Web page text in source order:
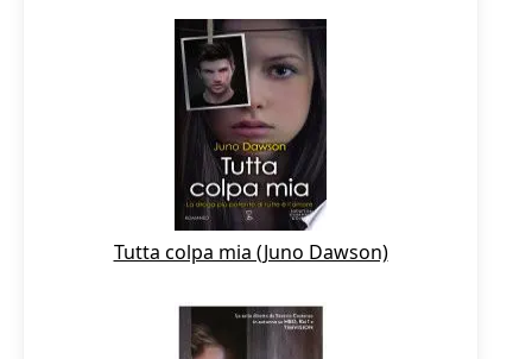
Tutta colpa mia (Juno Dawson)